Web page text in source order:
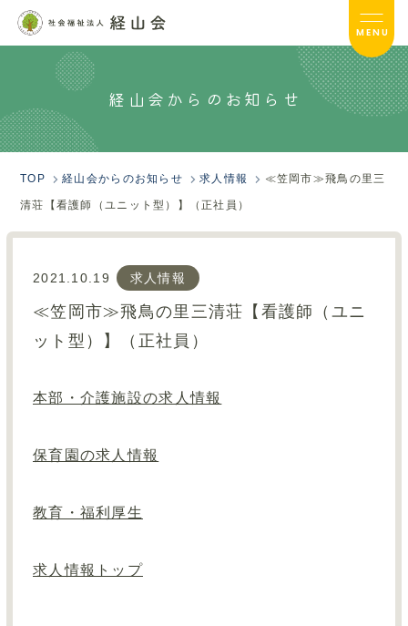
経山会TOP
経山会について
経山会の取り組み
介護事業TOP
保育事業TOP
お問い合わせ
情報公開
MENU
経山会からのお知らせ
TOP 経山会からのお知らせ 求人情報 ≪笠岡市≫飛鳥の里三
清荘【看護師（ユニット型）】（正社員）
2021.10.19 求人情報
≪笠岡市≫飛鳥の里三清荘【看護師（ユニ
ット型）】（正社員）
本部・介護施設の求人情報
保育園の求人情報
教育・福利厚生
求人情報トップ